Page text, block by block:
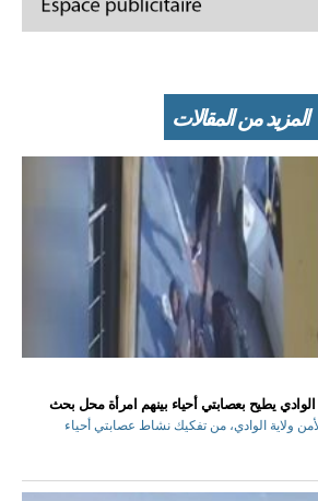
المزيد من المقالات
يطيح بعصابتي أحياء بينهم امرأة محل بحث
لأمن ولاية الوادي، من تفكيك نشاط عصابتي أحياء